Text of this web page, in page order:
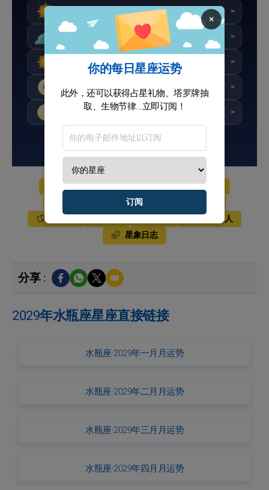
评分 : 9.2/10 ★★★★★ >
评分 : 7.2/10★★★★☆ >
评分 : 8/10★★★★☆ >
本周 评分 : 7.9/10 ★★★★☆ >
评分 : 7.3/10★★★★☆ >
今日星运 明日星运
后天星运
每月星座
塔罗牌
运气 爱情
星座名人
星象日志
分享 :
2029年水瓶座星座直接链接
水瓶座·2029年一月月运势
水瓶座·2029年二月月运势
水瓶座·2029年三月月运势
水瓶座·2029年四月月运势
×
你的每日星座运势
此外，还可以获得占星礼物、塔罗牌抽
取、生物节律...立即订阅！
订阅